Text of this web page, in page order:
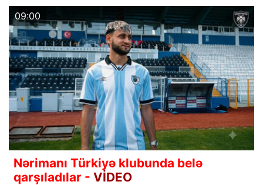
09:00
Nərimanı Türkiyə klubunda belə
qarşıladılar - VİDEO